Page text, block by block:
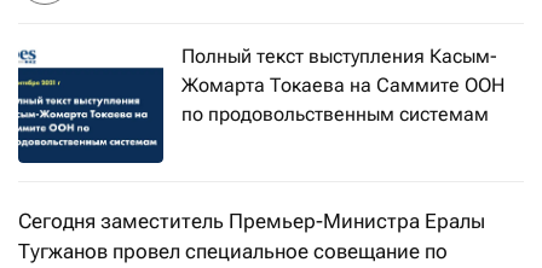
Полный текст выступления Касым-
Жомарта Токаева на Саммите ООН
по продовольственным системам
Сегодня заместитель Премьер-Министра Ералы
Тугжанов провел специальное совещание по